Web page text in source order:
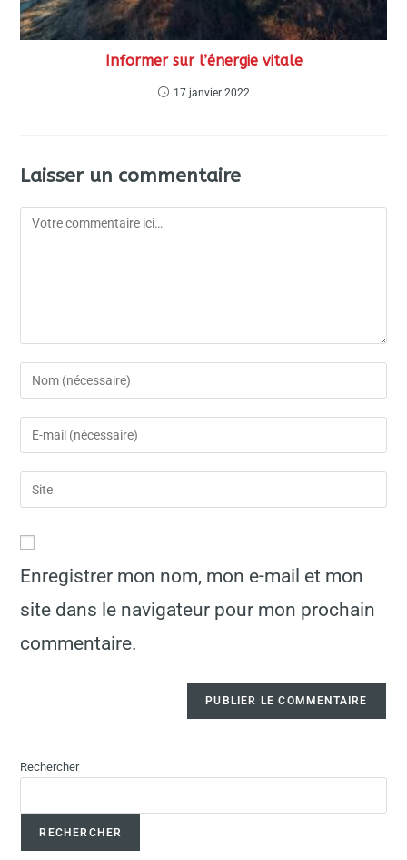
Informer sur l’énergie vitale
17 janvier 2022
Laisser un commentaire
Enregistrer mon nom, mon e-mail et mon
site dans le navigateur pour mon prochain
commentaire.
t
i
Rechercher
RECHERCHER